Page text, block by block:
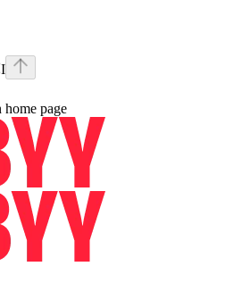
I
home page